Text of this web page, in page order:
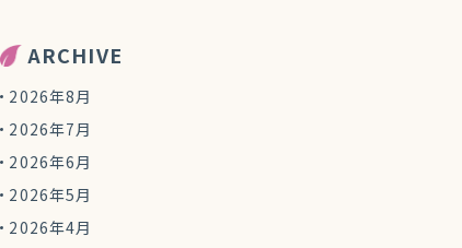
ARCHIVE
2026年8月
2026年7月
2026年6月
2026年5月
2026年4月